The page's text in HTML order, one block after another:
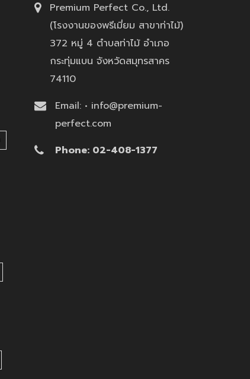
Premium Perfect Co., Ltd.
(โรงงานของพรีเมี่ยม สาขาท่าไม้)
372 หมู่ 4 ตำบลท่าไม้ อำเภอ
กระทุ่มแบน จังหวัดสมุทรสาคร
74110
Email: • info@premium-
perfect.com
Phone: 02-408-1377